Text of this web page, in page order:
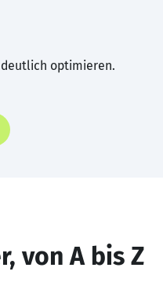
deutlich optimieren.
von A bis Z